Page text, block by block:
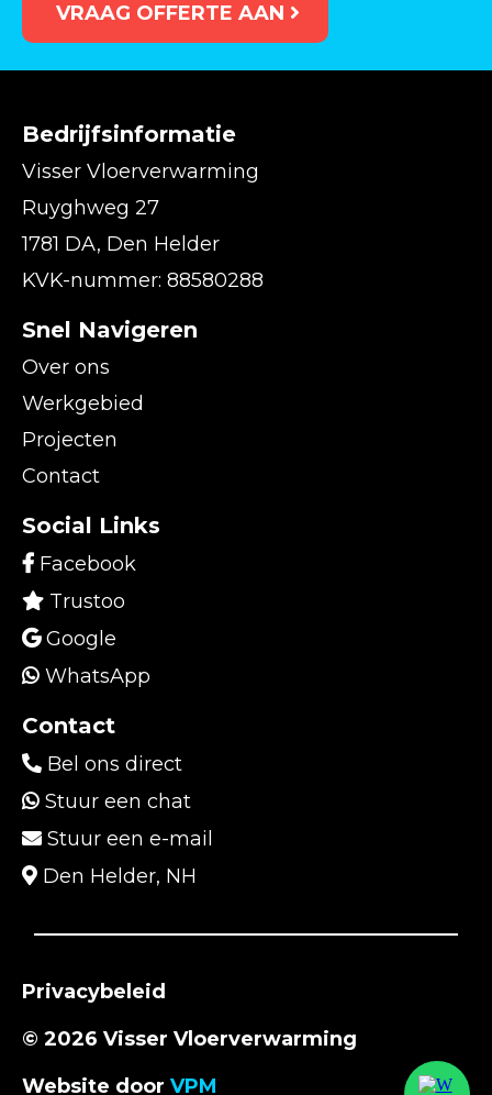
VRAAG OFFERTE AAN
Bedrijfsinformatie
Visser Vloerverwarming
Ruyghweg 27
1781 DA, Den Helder
KVK-nummer: 88580288
Snel Navigeren
Over ons
Werkgebied
Projecten
Contact
Social Links
Facebook
Trustoo
Google
WhatsApp
Contact
Bel ons direct
Stuur een chat
Stuur een e-mail
Den Helder, NH
Privacybeleid
© 2026 Visser Vloerverwarming
Website door VPM